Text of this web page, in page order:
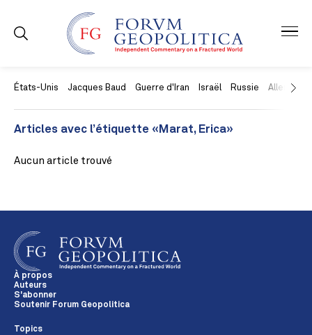
États-Unis Jacques Baud Guerre d'Iran Israël Russie Allemagne
Articles avec l’étiquette «Marat, Erica»
Aucun article trouvé
À propos
Auteurs
S'abonner
Soutenir Forum Geopolitica
Topics